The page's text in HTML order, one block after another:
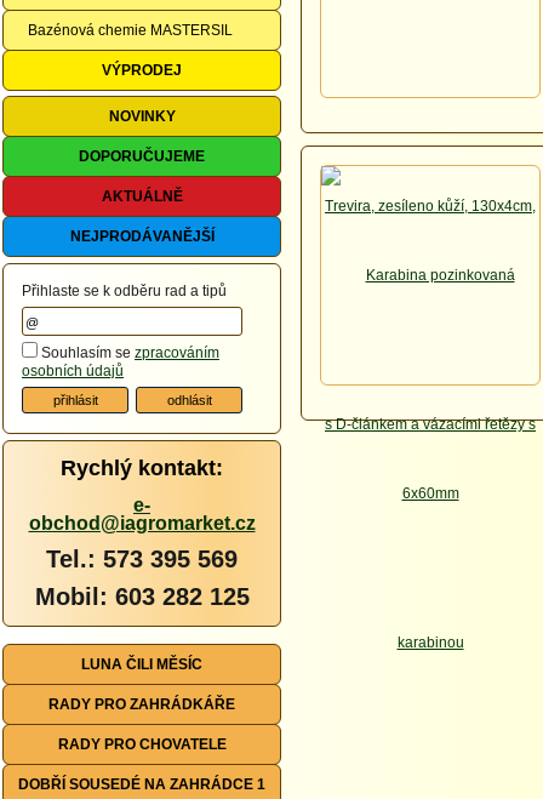
Bazénová chemie MASTERSIL
VÝPRODEJ
NOVINKY
DOPORUČUJEME
AKTUÁLNĚ
NEJPRODÁVANĚJŠÍ
Přihlaste se k odběru rad a tipů
Souhlasím se zpracováním
osobních údajů
Rychlý kontakt:
e-
obchod@iagromarket.cz
Tel.: 573 395 569
Mobil: 603 282 125
LUNA ČILI MĚSÍC
RADY PRO ZAHRÁDKÁŘE
RADY PRO CHOVATELE
DOBŘÍ SOUSEDÉ NA ZAHRÁDCE 1